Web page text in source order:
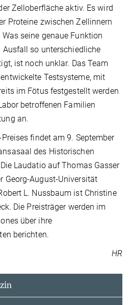
Zelloberfläche aktiv. Es wird
Proteine zwischen Zellinnern
seine genaue Funktion
so unterschiedliche
ist noch unklar. Das Team
Testsysteme, mit
im Fötus festgestellt werden
betroffenen Familien
an.
findet am 9. September
des Historischen
Laudatio auf Thomas Gasser
Georg-August-Universität
L. Nussbaum ist Christine
Die Preisträger werden im
über ihre
berichten.
HR